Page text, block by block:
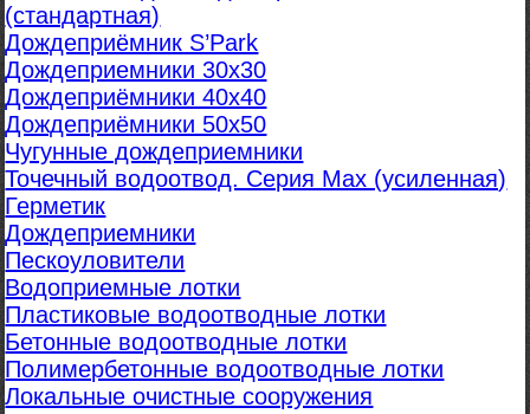
(стандартная)
Дождеприёмник S’Park
Дождеприемники 30х30
Дождеприёмники 40х40
Дождеприёмники 50х50
Чугунные дождеприемники
Точечный водоотвод. Серия Max (усиленная)
Герметик
Дождеприемники
Пескоуловители
Водоприемные лотки
Пластиковые водоотводные лотки
Бетонные водоотводные лотки
Полимербетонные водоотводные лотки
Локальные очистные сооружения